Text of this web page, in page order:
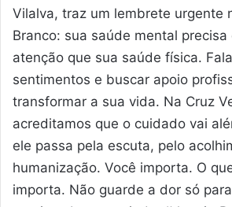
Vilalva, traz um lembrete urgente
Branco: sua saúde mental precisa
atenção que sua saúde física.
sentimentos e buscar apoio
transformar a sua vida. Na Cruz
acreditamos que o cuidado vai
ele passa pela escuta, pelo
humanização. Você importa. O
importa. Não guarde a dor só